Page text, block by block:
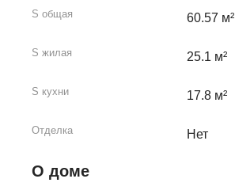
S общая 60.57 м²
S жилая 25.1 м²
S кухни 17.8 м²
Отделка Нет
О доме